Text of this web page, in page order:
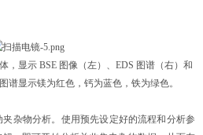
，显示 BSE 图像（左）、EDS 图谱（右）和
谱显示镁为红色，钙为蓝色，铁为绿色。
夹杂物分析。使用预先设定好的流程和分析参